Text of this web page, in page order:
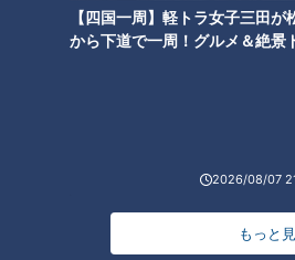
【四国一周】軽トラ女子三田が
から下道で一周！グルメ＆絶景
2026/08/07
もっと
CBCテレビ『チャント！』マヂ学校に向かい
これでやればいいんだもんね」とあ
ブ。この生徒は、なんと英検1級を小
ないという難しい英検1級を、この日